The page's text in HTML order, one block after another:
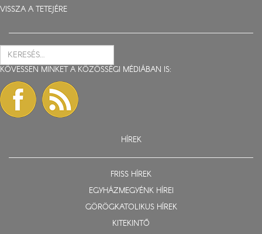
VISSZA A TETEJÉRE
KÖVESSEN MINKET A KÖZÖSSÉGI MÉDIÁBAN IS:
HÍREK
FRISS HÍREK
EGYHÁZMEGYÉNK HÍREI
GÖRÖGKATOLIKUS HÍREK
KITEKINTŐ